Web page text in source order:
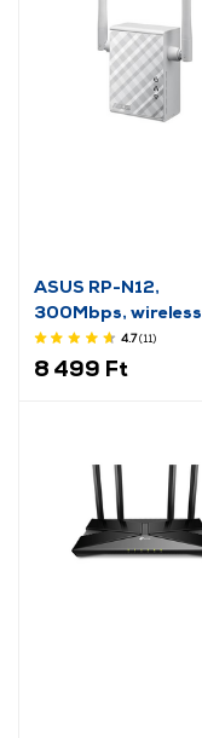
ASUS RP-N12,
300Mbps, wireless
4.7(11)
8 499 Ft